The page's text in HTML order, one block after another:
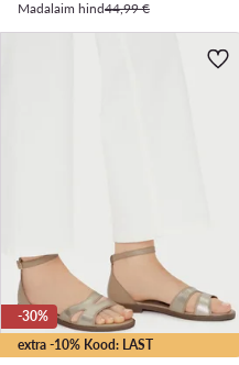
Madalaim hind44,99 €
extra -10% Kood: LAST
-30%